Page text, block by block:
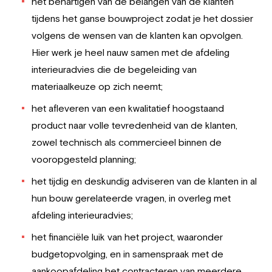
tijdens het ganse bouwproject zodat je het dossier
volgens de wensen van de klanten kan opvolgen.
Hier werk je heel nauw samen met de afdeling
interieuradvies die de begeleiding van
materiaalkeuze op zich neemt;
het afleveren van een kwalitatief hoogstaand
product naar volle tevredenheid van de klanten,
zowel technisch als commercieel binnen de
vooropgesteld planning;
het tijdig en deskundig adviseren van de klanten in al
hun bouw gerelateerde vragen, in overleg met
afdeling interieuradvies;
het financiële luik van het project, waaronder
budgetopvolging, en in samenspraak met de